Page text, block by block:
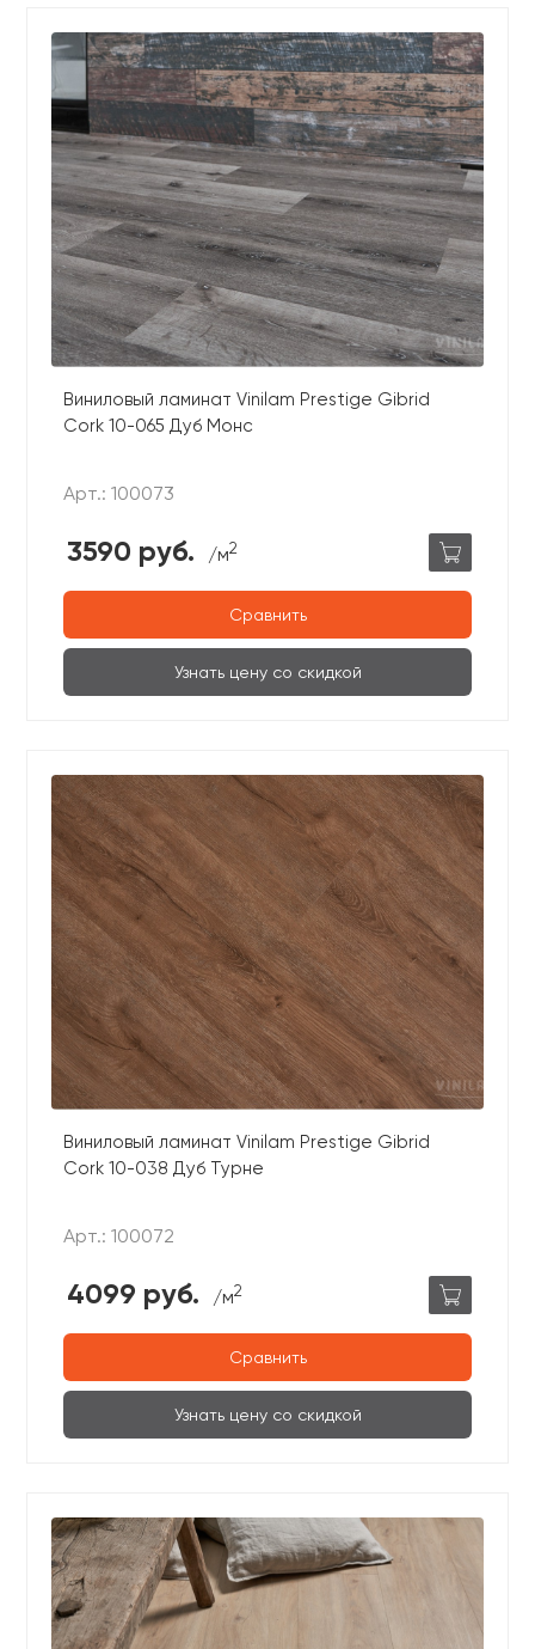
Виниловый ламинат Vinilam Prestige Gibrid
Cork 10-065 Дуб Монс
Арт.: 100073
3590 руб. /м2
Сравнить
Узнать цену со скидкой
Виниловый ламинат Vinilam Prestige Gibrid
Cork 10-038 Дуб Турне
Арт.: 100072
4099 руб. /м2
Сравнить
Узнать цену со скидкой